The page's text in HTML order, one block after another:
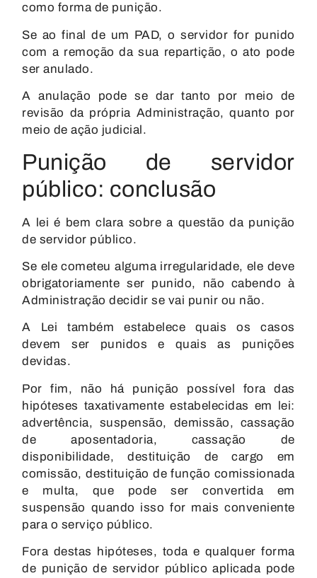
como forma de punição.
Se ao final de um PAD, o servidor for punido
com a remoção da sua repartição, o ato pode
ser anulado.
A anulação pode se dar tanto por meio de
revisão da própria Administração, quanto por
meio de ação judicial.
Punição de servidor
público: conclusão
A lei é bem clara sobre a questão da punição
de servidor público.
Se ele cometeu alguma irregularidade, ele deve
obrigatoriamente ser punido, não cabendo à
Administração decidir se vai punir ou não.
A Lei também estabelece quais os casos
devem ser punidos e quais as punições
devidas.
Por fim, não há punição possível fora das
hipóteses taxativamente estabelecidas em lei:
advertência, suspensão, demissão, cassação
de aposentadoria, cassação de
disponibilidade, destituição de cargo em
comissão, destituição de função comissionada
e multa, que pode ser convertida em
suspensão quando isso for mais conveniente
para o serviço público.
Fora destas hipóteses, toda e qualquer forma
de punição de servidor público aplicada pode